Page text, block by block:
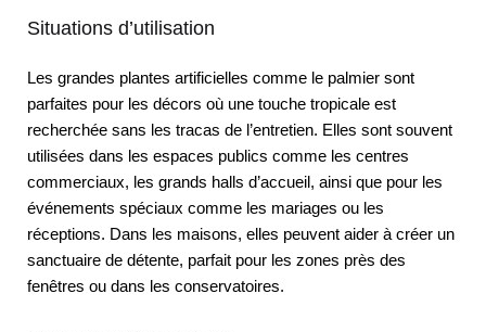
Situations d’utilisation
Les grandes plantes artificielles comme le palmier sont
parfaites pour les décors où une touche tropicale est
recherchée sans les tracas de l’entretien. Elles sont souvent
utilisées dans les espaces publics comme les centres
commerciaux, les grands halls d’accueil, ainsi que pour les
événements spéciaux comme les mariages ou les
réceptions. Dans les maisons, elles peuvent aider à créer un
sanctuaire de détente, parfait pour les zones près des
fenêtres ou dans les conservatoires.